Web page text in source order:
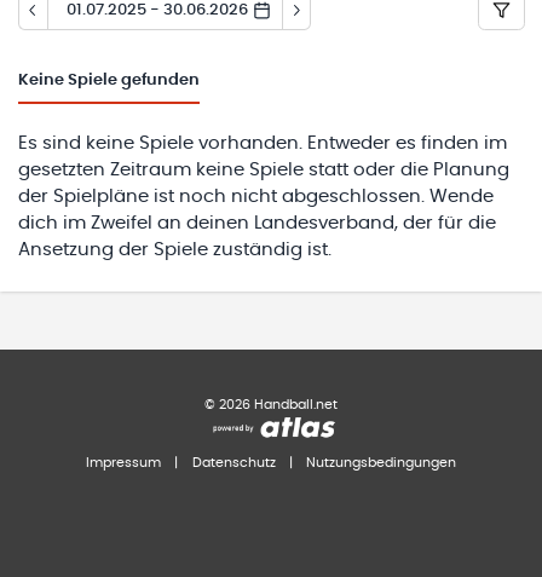
01.07.2025 - 30.06.2026
Keine Spiele gefunden
Es sind keine Spiele vorhanden. Entweder es finden im
gesetzten Zeitraum keine Spiele statt oder die Planung
der Spielpläne ist noch nicht abgeschlossen. Wende
dich im Zweifel an deinen Landesverband, der für die
Ansetzung der Spiele zuständig ist.
© 2026 Handball.net
Impressum Datenschutz Nutzungsbedingungen